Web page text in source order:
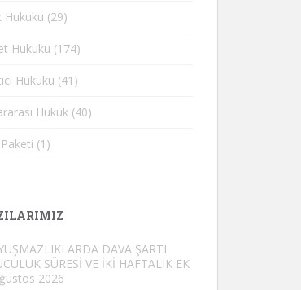
Hukuku (29)
Hukuku (174)
Hukuku (41)
Hukuk (40)
Paketi (1)
DAVA ŞARTI
SÜRESİ VE İKİ HAFTALIK EK
2026